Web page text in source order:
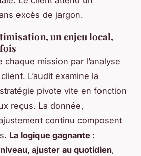
excès de jargon.
un enjeu local,
mission par l’analyse
L’audit examine la
pivote vite en fonction
reçus. La donnée,
continu composent
La logique gagnante :
ajuster au quotidien,